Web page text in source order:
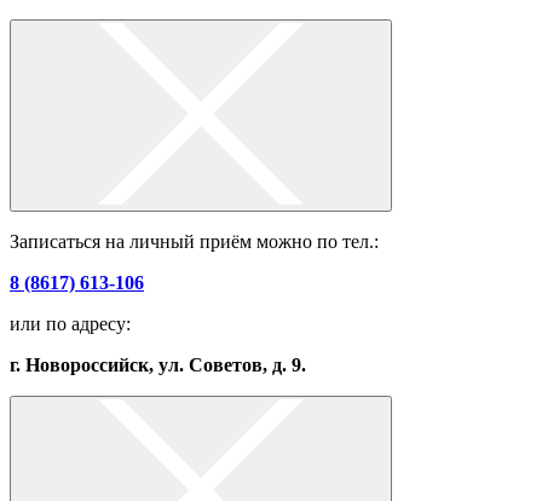
Записаться на личный приём можно по тел.:
8 (8617) 613-106
или по адресу:
г. Новороссийск, ул. Советов, д. 9.